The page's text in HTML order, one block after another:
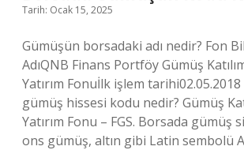
Tarih: Ocak 15, 2025
Gümüşün borsadaki adı nedir? Fon
AdıQNB Finans Portföy Gümüş
Yatırım Fonuİlk işlem
gümüş hissesi kodu nedir? Gümüş
Yatırım Fonu – FGS. Borsada gümüş
ons gümüş, altın gibi Latin sembolü